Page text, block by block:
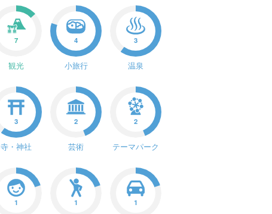
7
観光
4
小旅行
3
温泉
3
寺・神社
2
芸術
2
テーマパーク
1 1 1